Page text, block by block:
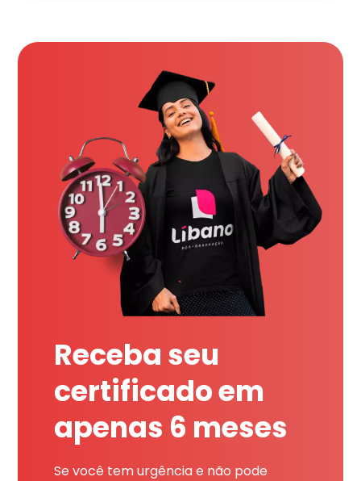
Receba seu
certificado em
apenas 6 meses
Se você tem urgência e não pode